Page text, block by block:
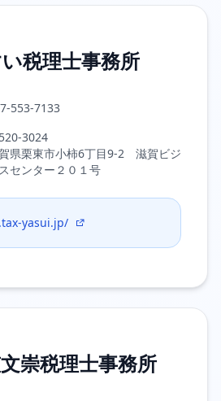
税理士事務所
553-7133
3024
県栗東市小柿6丁目9-2 滋賀ビジ
センター２０１号
yasui.jp/
崇税理士事務所